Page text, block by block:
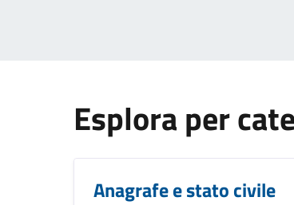
Esplora per
Anagrafe e stato civile